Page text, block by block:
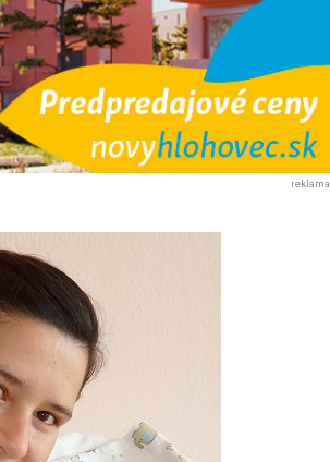
reklama